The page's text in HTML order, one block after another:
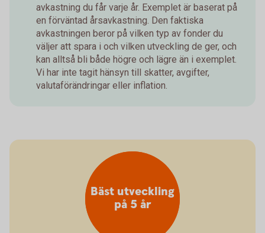
avkastning du får varje år. Exemplet är baserat på
en förväntad årsavkastning. Den faktiska
avkastningen beror på vilken typ av fonder du
väljer att spara i och vilken utveckling de ger, och
kan alltså bli både högre och lägre än i exemplet.
Vi har inte tagit hänsyn till skatter, avgifter,
valutaförändringar eller inflation.
Bäst utveckling
på 5 år